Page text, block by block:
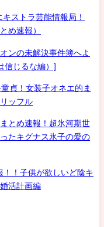
ストラ芸能情報局！
め速報）
ンの未解決事件簿へよ
信じるな編）]
貞！女装子オネエ的ま
ッフル
とめ速報！超氷河期世
たキグナス氷子の愛の
！！子供が欲しいど陰キ
活計画編